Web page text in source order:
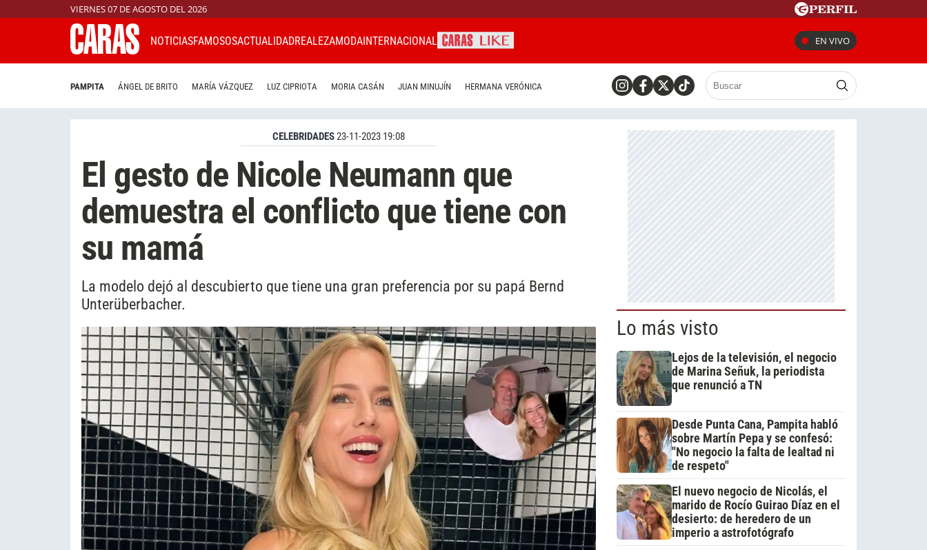
VIERNES 07 DE AGOSTO DEL 2026
NOTICIASFAMOSOSACTUALIDADREALEZAMODAINTERNACIONAL EN VIVO
PAMPITA ÁNGEL DE BRITO MARÍA VÁZQUEZ LUZ CIPRIOTA MORIA CASÁN JUAN MINUJÍN HERMANA VERÓNICA
CELEBRIDADES23-11-2023 19:08
El gesto de Nicole Neumann que
demuestra el conflicto que tiene con
su mamá
La modelo dejó al descubierto que tiene una gran preferencia por su papá Bernd
Unterüberbacher.
Lo más visto
Lejos de la televisión, el negocio
de Marina Señuk, la periodista
que renunció a TN
Desde Punta Cana, Pampita habló
sobre Martín Pepa y se confesó:
"No negocio la falta de lealtad ni
de respeto"
El nuevo negocio de Nicolás, el
marido de Rocío Guirao Díaz en el
desierto: de heredero de un
imperio a astrofotógrafo